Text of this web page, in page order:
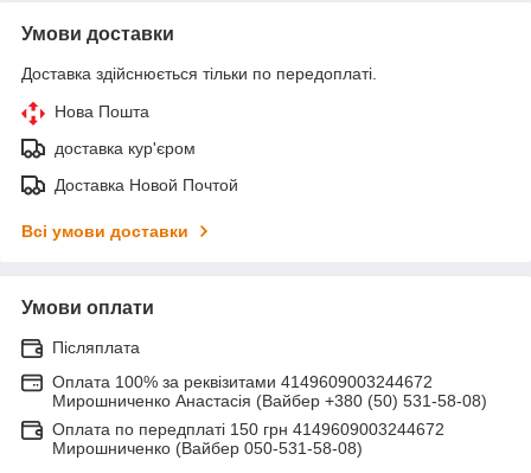
Умови доставки
Доставка здійснюється тільки по передоплаті.
Нова Пошта
доставка кур'єром
Доставка Новой Почтой
Всі умови доставки
Умови оплати
Післяплата
Оплата 100% за реквізитами 4149609003244672
Мирошниченко Анастасія (Вайбер +380 (50) 531-58-08)
Оплата по передплаті 150 грн 4149609003244672
Мирошниченко (Вайбер 050-531-58-08)